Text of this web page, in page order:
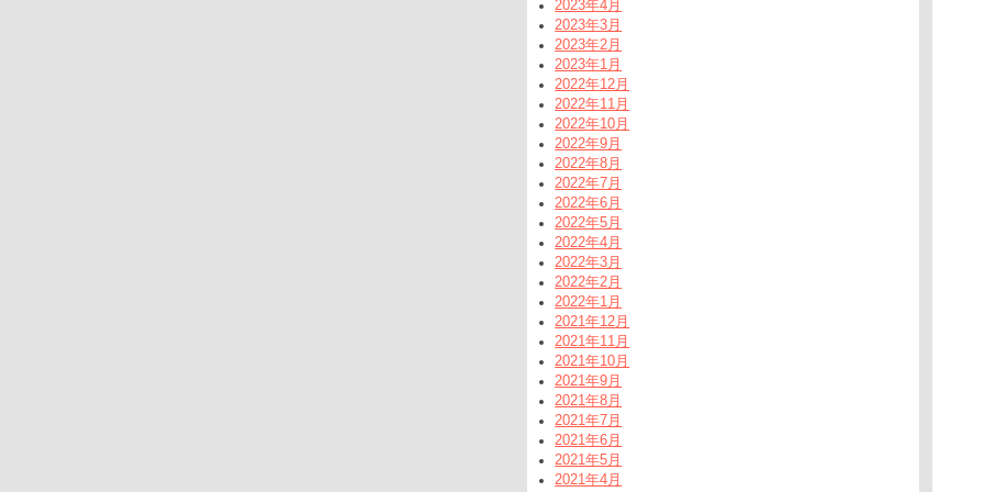
2023年4月
2023年3月
2023年2月
2023年1月
2022年12月
2022年11月
2022年10月
2022年9月
2022年8月
2022年7月
2022年6月
2022年5月
2022年4月
2022年3月
2022年2月
2022年1月
2021年12月
2021年11月
2021年10月
2021年9月
2021年8月
2021年7月
2021年6月
2021年5月
2021年4月